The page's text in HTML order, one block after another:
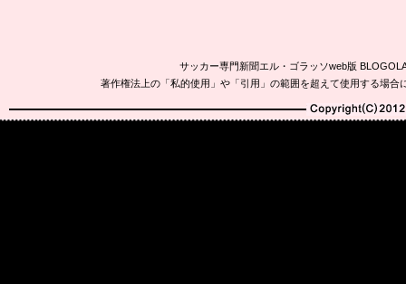
サッカー専門新聞エル・ゴラッソweb版
著作権法上の「私的使用」や「引用」の範囲を超えて使用する場
Copyright(C)2010-